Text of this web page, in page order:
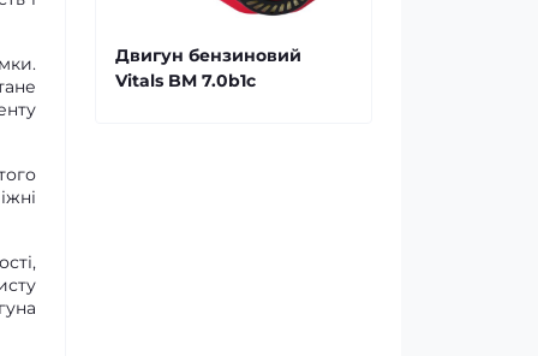
Двигун бензиновий
Vitals BM 7.0b1с